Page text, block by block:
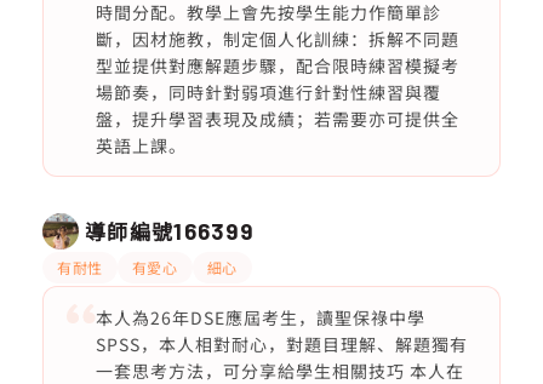
時間分配。教學上會先按學生能力作簡單診
斷，因材施教，制定個人化訓練：拆解不同題
型並提供對應解題步驟，配合限時練習模擬考
場節奏，同時針對弱項進行針對性練習與覆
盤，提升學習表現及成績；若需要亦可提供全
英語上課。
導師編號166399
有耐性 有愛心 細心
本人為26年DSE應屆考生，讀聖保祿中學
SPSS，本人相對耐心，對題目理解、解題獨有
一套思考方法，可分享給學生相關技巧 本人在